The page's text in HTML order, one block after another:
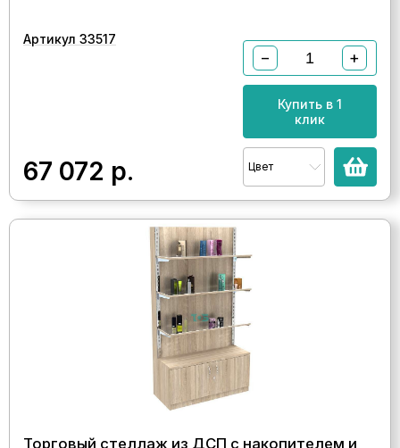
Артикул 33517
67 072 р.
− +
Купить в 1
клик
Цвет
Торговый стеллаж из ДСП с накопителем и